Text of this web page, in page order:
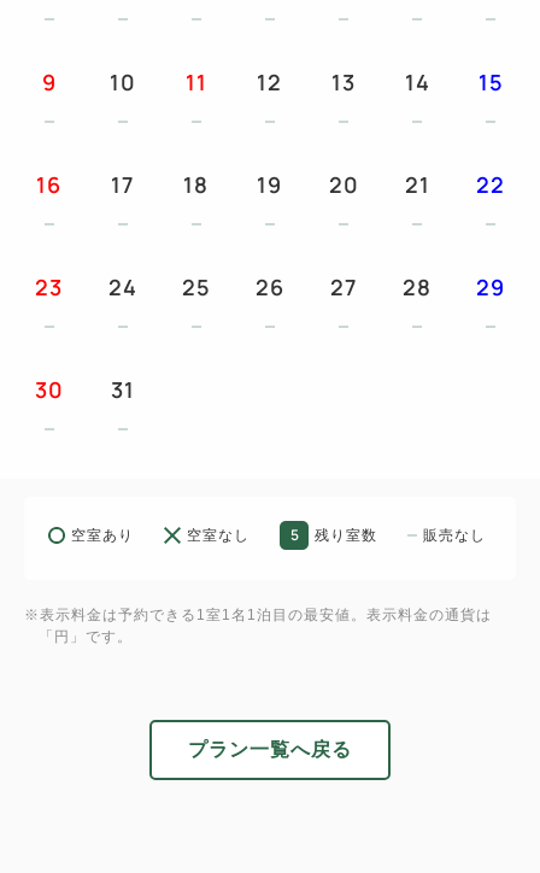
ております。
◆注意事項◆
先着順となりますので事前予約は受付しておりませ
ん。
なりますので、
予めご了承ください。
□■館内設備■□
・長期滞在も安心！コインランドリー設置しています
機：30分100円
対応です！
・冷蔵庫完備
・Wi-Fi＆インターネット無料(無線LAN)
9 10 11 12 13 14 15
16 17 18 19 20 21 22
23 24 25 26 27 28 29
30 31
空室あり 空室なし 5 残り室数 販売なし
※表示料金は予約できる1室1名1泊目の最安値。表示料金の通貨は
「円」です。
プラン一覧へ戻る